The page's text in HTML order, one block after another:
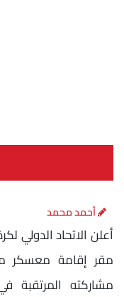
أحمد محمد
أعلن الاتحاد الدولي
مقر إقامة معسكر